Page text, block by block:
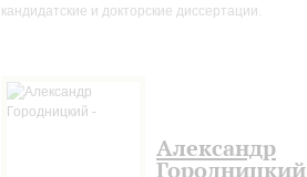
кандидатские и докторские диссертации.
Александр
Городницкий